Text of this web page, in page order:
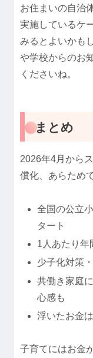
お住まいの自治
実施しているケ
みるとよいかも
や学校からのお
くださいね。
まとめ
2026年4月から
償化、あらため
全国の公立
タート
1人あたり年
少子化対策
共働き家庭
心感も
浮いたお金
子育てにはお金